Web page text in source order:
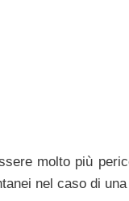
molto più
nel caso di